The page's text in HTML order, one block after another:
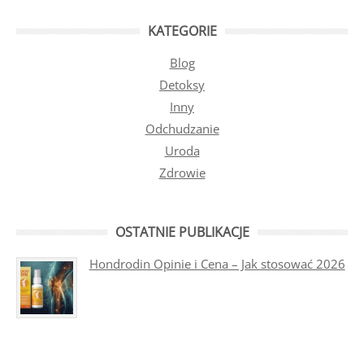
KATEGORIE
Blog
Detoksy
Inny
Odchudzanie
Uroda
Zdrowie
OSTATNIE PUBLIKACJE
Hondrodin Opinie i Cena – Jak stosować 2026